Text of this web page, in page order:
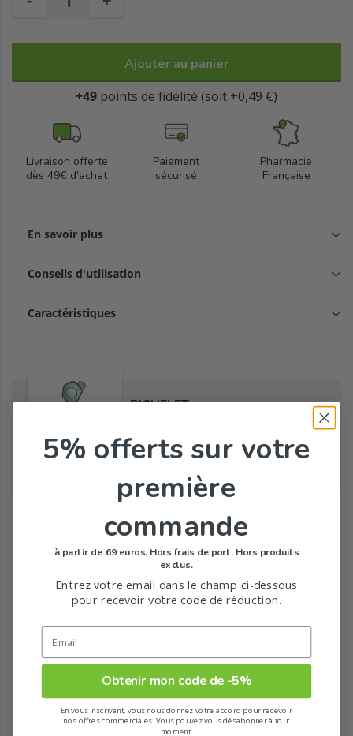
beauté et innovation cellulaire. Disponibles en format de 28
Ajouter au panier
+49 points de fidélité (soit +0,49 €)
Livraison offerte
dès 49€ d'achat
Paiement
sécurisé
Pharmacie
Française
En savoir plus
Conseils d'utilisation
Caractéristiques
RICHELET
Tous les produits de la marque
5% offerts sur votre
première
commande
à partir de 69 euros. Hors frais de port. Hors produits
exclus.
Entrez votre email dans le champ ci-dessous
pour recevoir votre code de réduction.
Obtenir mon code de -5%
En vous inscrivant, vous nous donnez votre accord pour recevoir
nos offres commerciales. Vous pouvez vous désabonner à tout
moment.